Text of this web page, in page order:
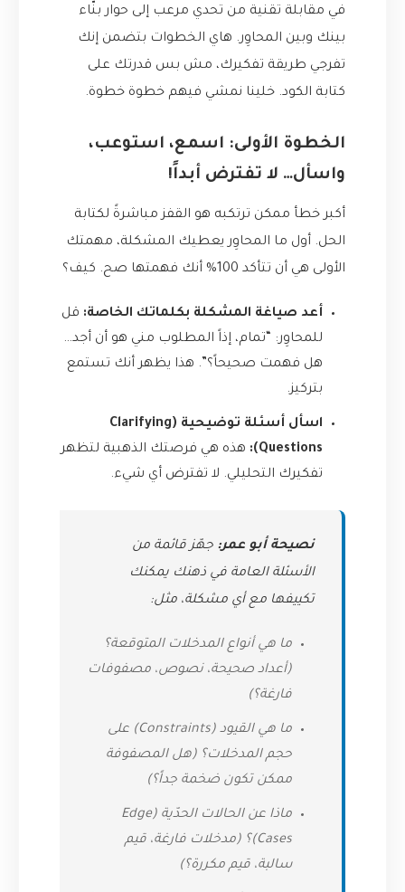
في مقابلة تقنية من تحدي مرعب إلى حوار بنّاء
بينك وبين المحاوِر. هاي الخطوات بتضمن إنك
تفرجي طريقة تفكيرك، مش بس قدرتك على
كتابة الكود. خلينا نمشي فيهم خطوة خطوة.
الخطوة الأولى: اسمع، استوعب،
واسأل… لا تفترض أبداً!
أكبر خطأ ممكن ترتكبه هو القفز مباشرةً لكتابة
الحل. أول ما المحاوِر يعطيك المشكلة، مهمتك
الأولى هي أن تتأكد 100% أنك فهمتها صح. كيف؟
أعد صياغة المشكلة بكلماتك الخاصة: قل
للمحاوِر: “تمام، إذاً المطلوب مني هو أن أجد…
هل فهمت صحيحاً؟”. هذا يظهر أنك تستمع
بتركيز.
اسأل أسئلة توضيحية (Clarifying
Questions):
هذه هي فرصتك الذهبية لتظهر
تفكيرك التحليلي. لا تفترض أي شيء.
نصيحة أبو عمر: جهّز قائمة من
الأسئلة العامة في ذهنك يمكنك
تكييفها مع أي مشكلة، مثل:
ما هي أنواع المدخلات المتوقعة؟
(أعداد صحيحة، نصوص، مصفوفات
فارغة؟)
ما هي القيود (Constraints) على
حجم المدخلات؟ (هل المصفوفة
ممكن تكون ضخمة جداً؟)
ماذا عن الحالات الحدّية (Edge
Cases)؟ (مدخلات فارغة، قيم
سالبة، قيم مكررة؟)